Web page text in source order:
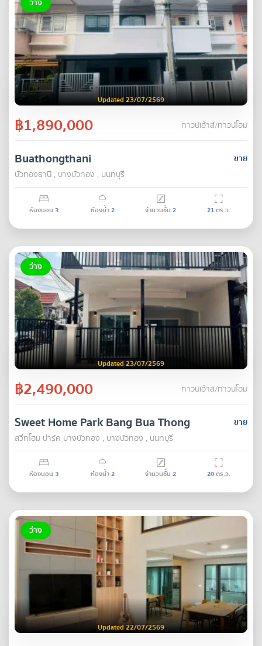
ว่าง
Updated 23/07/2569
฿1,890,000 ทาวน์เฮ้าส์/ทาวน์โฮม
ขาย
Buathongthani
บัวทองธานี , บางบัวทอง , นนทบุรี
ห้องนอน 3 ห้องน้ำ2 จำนวนชั้น 2 21ตร.ว.
ว่าง
Updated 23/07/2569
฿2,490,000 ทาวน์เฮ้าส์/ทาวน์โฮม
ขาย
Sweet Home Park Bang Bua Thong
สวีทโฮม ปาร์ค บางบัวทอง , บางบัวทอง , นนทบุรี
ห้องนอน 3 ห้องน้ำ2 จำนวนชั้น 2 20ตร.ว.
ว่าง
Updated 22/07/2569